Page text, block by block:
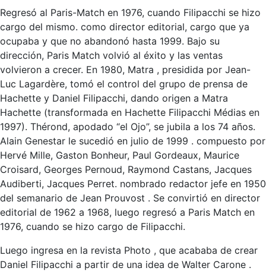
Regresó al Paris-Match en 1976, cuando Filipacchi se hizo
cargo del mismo. como director editorial, cargo que ya
ocupaba y que no abandonó hasta 1999. Bajo su
dirección, Paris Match volvió al éxito y las ventas
volvieron a crecer. En 1980, Matra , presidida por Jean-
Luc Lagardère, tomó el control del grupo de prensa de
Hachette y Daniel Filipacchi, dando origen a Matra
Hachette (transformada en Hachette Filipacchi Médias en
1997). Thérond, apodado “el Ojo”, se jubila a los 74 años.
Alain Genestar le sucedió en julio de 1999 . compuesto por
Hervé Mille, Gaston Bonheur, Paul Gordeaux, Maurice
Croisard, Georges Pernoud, Raymond Castans, Jacques
Audiberti, Jacques Perret. nombrado redactor jefe en 1950
del semanario de Jean Prouvost . Se convirtió en director
editorial de 1962 a 1968, luego regresó a Paris Match en
1976, cuando se hizo cargo de Filipacchi.
Luego ingresa en la revista Photo , que acababa de crear
Daniel Filipacchi a partir de una idea de Walter Carone .